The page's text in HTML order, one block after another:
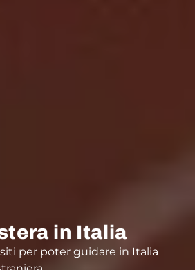
in Italia
per poter guidare in Italia